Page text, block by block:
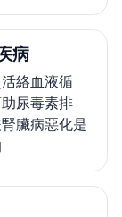
病
絡血液循
尿毒素排
臟病惡化是